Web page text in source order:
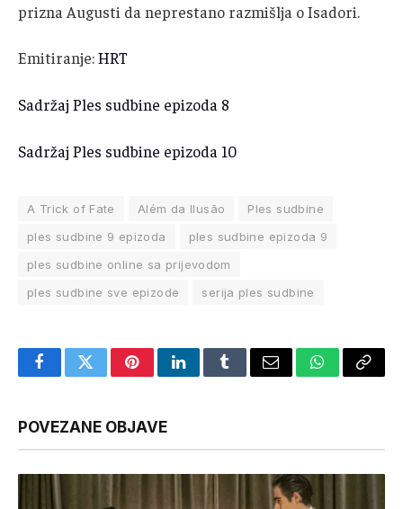
prizna Augusti da neprestano razmišlja o Isadori.
Emitiranje:HRT
Sadržaj Ples sudbine epizoda 8
Sadržaj Ples sudbine epizoda 10
A Trick of Fate Além da Ilusão
Ples sudbine
ples sudbine 9 epizoda
ples sudbine epizoda 9
ples sudbine online sa prijevodom
ples sudbine sve epizode
serija ples sudbine
FacebookTwitterPinterestLinkedInTumblrEmail WhatsApp
Copy
POVEZANE OBJAVE